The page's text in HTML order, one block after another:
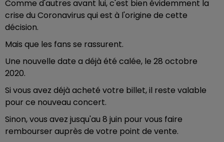
Comme d'autres avant lui, c'est bien évidemment la
crise du Coronavirus qui est à l'origine de cette
décision.
Mais que les fans se rassurent.
Une nouvelle date a déjà été calée, le 28 octobre
2020.
Si vous avez déjà acheté votre billet, il reste valable
pour ce nouveau concert.
Sinon, vous avez jusqu'au 8 juin pour vous faire
rembourser auprès de votre point de vente.